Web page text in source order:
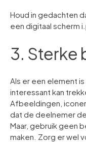
Houd in gedachten
een digitaal scherm
3. Sterke
Als er een element
interessant kan
Afbeeldingen,
dat de deelnemer
Maar, gebruik geen
maken. Zorg er wel